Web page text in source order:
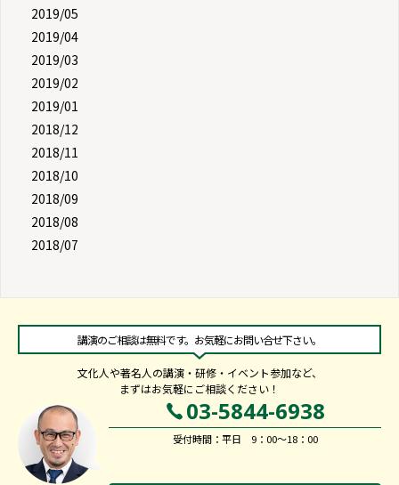
2019/05
2019/04
2019/03
2019/02
2019/01
2018/12
2018/11
2018/10
2018/09
2018/08
2018/07
講演のご相談は無料です。お気軽にお問い合せ下さい。
文化人や著名人の講演・研修・イベント参加など、
まずはお気軽にご相談ください！
03-5844-6938
受付時間：平日 9：00～18：00